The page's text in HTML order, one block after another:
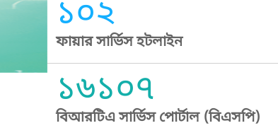
১০২
ফায়ার সার্ভিস হটলাইন
১৬১০৭
বিআরটিএ সার্ভিস পোর্টাল (বিএসপি)